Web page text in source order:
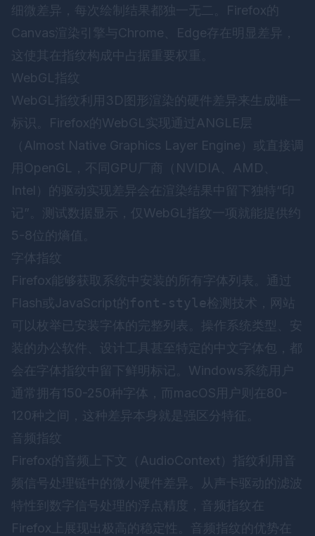
细微差异，每次绘制结果都独一无二。Firefox的
Canvas渲染引擎与Chrome、Edge存在明显差异，
这使其在指纹构成中占据重要权重。
WebGL指纹
WebGL指纹利用3D图形渲染的硬件差异来生成唯一
标识。Firefox的WebGL实现通过ANGLE层
（Almost Native Graphics Layer Engine）或直接调
用OpenGL，不同GPU厂商（NVIDIA、AMD、
Intel）的驱动实现差异会在渲染结果中留下独特“印
记”。测试数据显示，仅WebGL指纹一项就能提供约
5-8位的熵值。
字体指纹
Firefox能够获取系统中安装的所有字体列表。通过
Flash或JavaScript的 font-style检测技术，网站
可以枚举已安装字体的完整列表。操作系统类型、安
装的办公软件、设计工具甚至特定的中文字体包，都
会在字体指纹中留下鲜明标记。Windows系统用户
通常拥有150-250种字体，而macOS用户则在80-
120种之间，这种差异本身就是强区分特征。
音频指纹
Firefox的音频上下文（AudioContext）指纹利用音
频信号处理链中的微小硬件差异。从声卡驱动的滤波
特性到数字信号处理的浮点精度，音频指纹在
Firefox上展现出极高的稳定性。音频指纹的优势在